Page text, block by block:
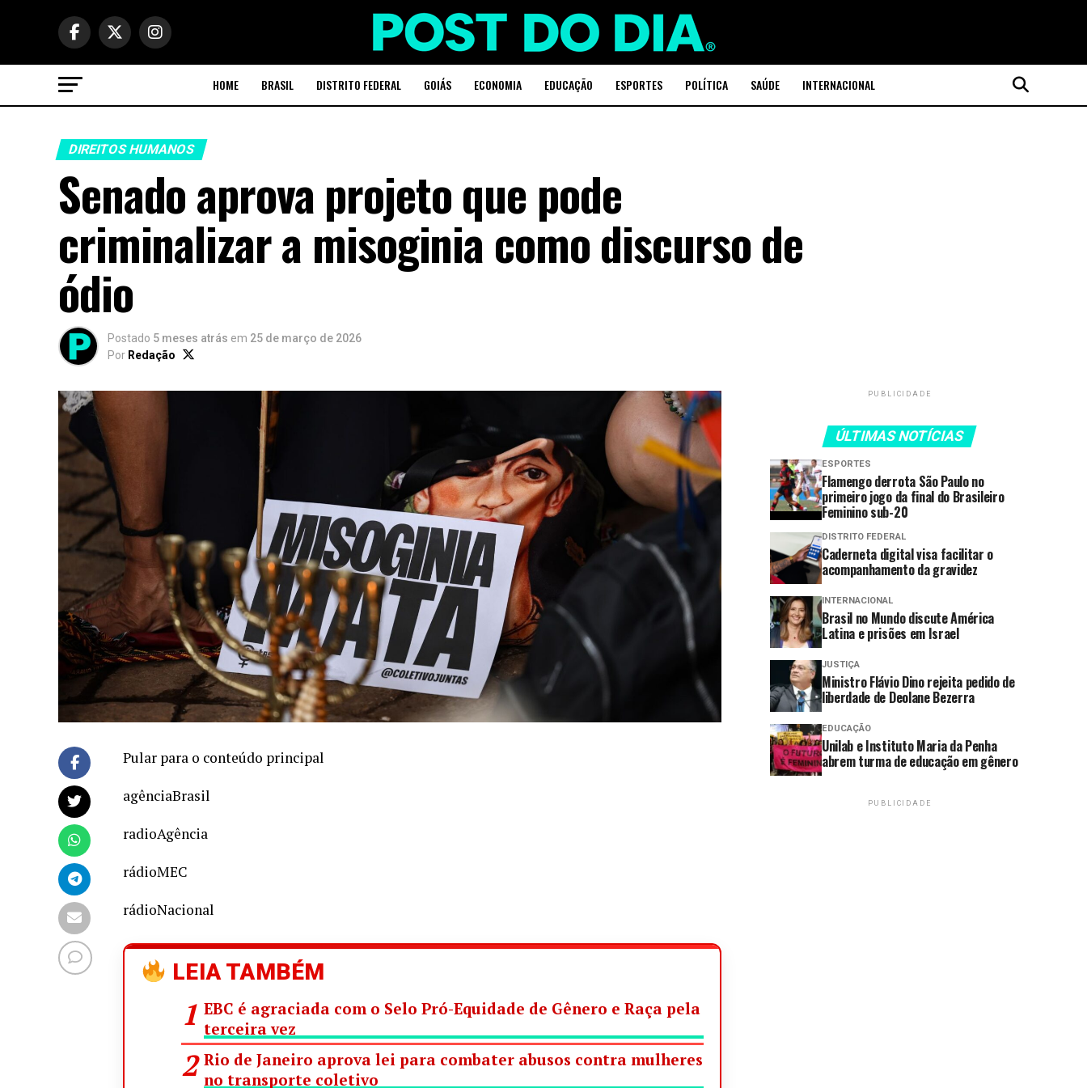
HOME BRASIL DISTRITO FEDERAL GOIÁS ECONOMIA EDUCAÇÃO ESPORTES POLÍTICA SAÚDE INTERNACIONAL
DIREITOS HUMANOS
Senado aprova projeto que pode
criminalizar a misoginia como discurso de
ódio
Postado 5 meses atrás em 25 de março de 2026
Por Redação
Pular para o conteúdo principal
agênciaBrasil
radioAgência
rádioMEC
rádioNacional
LEIA TAMBÉM
EBC é agraciada com o Selo Pró-Equidade de Gênero e Raça pela
terceira vez
Rio de Janeiro aprova lei para combater abusos contra mulheres
no transporte coletivo
PUBLICIDADE
ÚLTIMAS NOTÍCIAS
ESPORTES
Flamengo derrota São Paulo no
primeiro jogo da final do Brasileiro
Feminino sub-20
DISTRITO FEDERAL
Caderneta digital visa facilitar o
acompanhamento da gravidez
INTERNACIONAL
Brasil no Mundo discute América
Latina e prisões em Israel
JUSTIÇA
Ministro Flávio Dino rejeita pedido de
liberdade de Deolane Bezerra
EDUCAÇÃO
Unilab e Instituto Maria da Penha
abrem turma de educação em gênero
PUBLICIDADE